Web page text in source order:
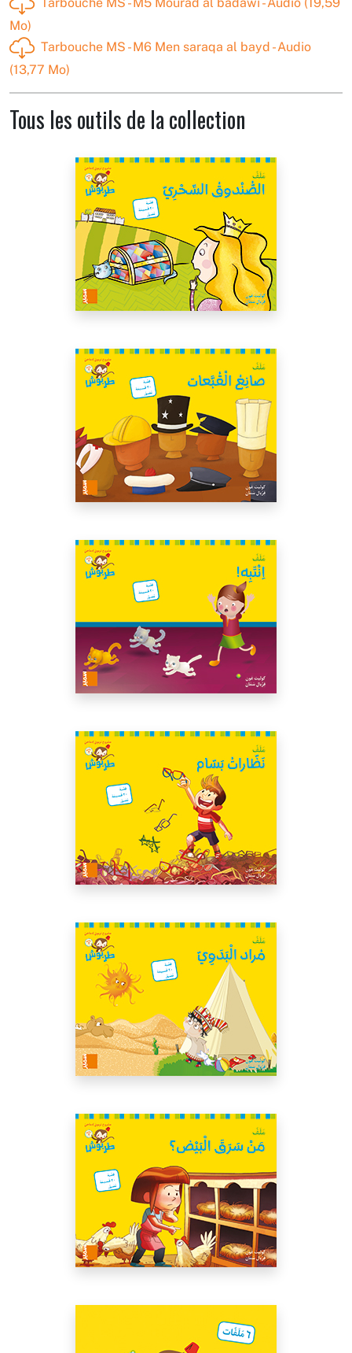
Mo)
Tarbouche MS - M6 Men saraqa al bayd - Audio
(13,77 Mo)
Tous les outils de la collection